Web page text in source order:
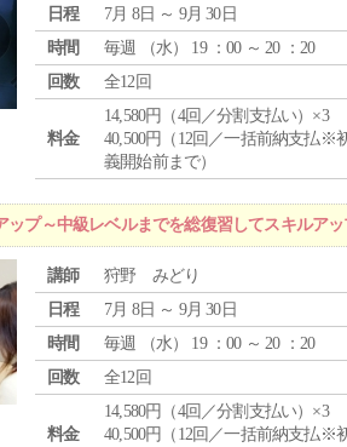
日程
7月 8日 ～ 9月 30日
時間
毎週 （水） 19 ：00 ～ 20 ：20
回数
全12回
料金
14,580円（4回／分割支払い）×3
40,500円（12回／一括前納支払※
義開始前まで）
ップ～中級レベルまでを総復習してスキルア
講師
狩野 みどり
日程
7月 8日 ～ 9月 30日
時間
毎週 （水） 19 ：00 ～ 20 ：20
回数
全12回
料金
14,580円（4回／分割支払い）×3
40,500円（12回／一括前納支払※